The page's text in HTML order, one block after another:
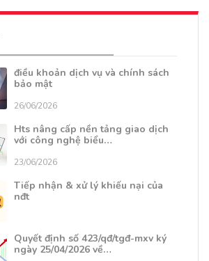
điều khoản dịch vụ và chính sách
bảo mật
26/06/2026
Hts nâng cấp nền tảng giao dịch
với công nghệ biểu…
23/06/2026
Tiếp nhận & xử lý khiếu nại của
nđt
Quyết định số 423/qđ/tgđ-mxv ký
ngày 25/04/2026 về…